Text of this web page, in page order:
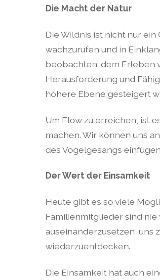
Die Macht der Natur
Die Wildnis ist nicht nur
wachzurufen und in
beobachten: dem Erleben
Herausforderung und
höhere Ebene gesteigert
Um Flow zu erreichen, ist
machen. Wir können uns
des Vogelgesangs
Der Wert der Einsamkeit
Heute gibt es so viele
Familienmitglieder sind nie
auseinanderzusetzen, uns
wiederzuentdecken.
Die Einsamkeit hat auch